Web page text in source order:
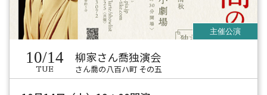
10/14
TUE
柳家さん喬独演会
さん喬の八百ハ町 その五